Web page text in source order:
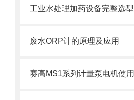
工业水处理加药设备完整选
废水ORP计的原理及应用
赛高MS1系列计量泵电机使